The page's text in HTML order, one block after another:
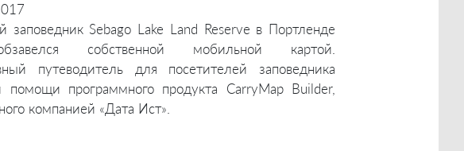
заповедник Sebago Lake Land Reserve в Портленде
собственной мобильной картой.
путеводитель для посетителей заповедника
помощи программного продукта CarryMap Builder,
компанией «Дата Ист».